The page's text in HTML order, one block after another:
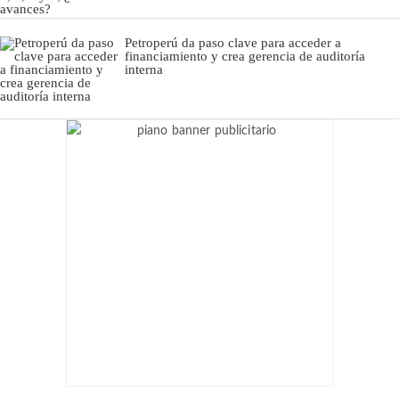
Petroperú da paso clave para acceder a
financiamiento y crea gerencia de auditoría
interna